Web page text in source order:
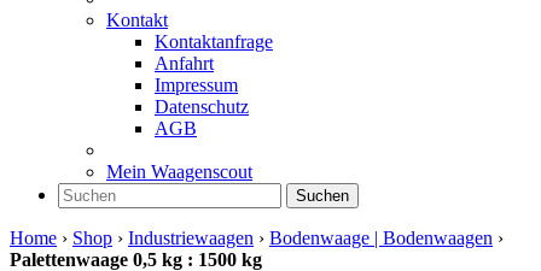
Kontakt
Kontaktanfrage
Anfahrt
Impressum
Datenschutz
AGB
Mein Waagenscout
Suchen
Home › Shop › Industriewaagen › Bodenwaage | Bodenwaagen ›
Palettenwaage 0,5 kg : 1500 kg